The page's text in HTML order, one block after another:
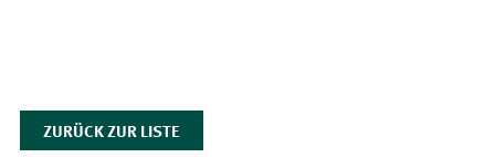
ZURÜCK ZUR LISTE